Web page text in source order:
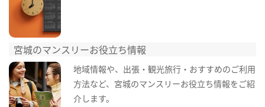
宮城のマンスリーお役立ち情報
地域情報や、出張・観光旅行・おすすめのご利用
方法など、宮城のマンスリーお役立ち情報をご紹
介します。